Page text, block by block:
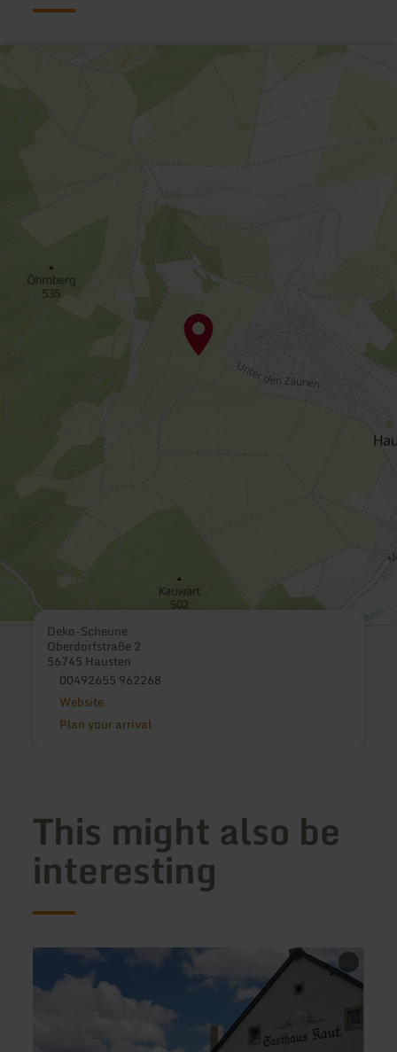
Deko-Scheune
Oberdorfstraße 2
56745 Hausten
00492655 962268
Website
Plan your arrival
This might also be
interesting
about:
Gasthaus
about: